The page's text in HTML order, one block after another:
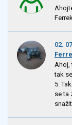
02.
Ahoj,
tak
5.
se ta